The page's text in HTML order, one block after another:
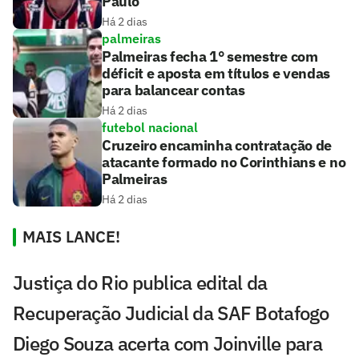
Há 2 dias
palmeiras
Palmeiras fecha 1° semestre com
déficit e aposta em títulos e vendas
para balancear contas
Há 2 dias
futebol nacional
Cruzeiro encaminha contratação de
atacante formado no Corinthians e no
Palmeiras
Há 2 dias
MAIS LANCE!
Justiça do Rio publica edital da
Recuperação Judicial da SAF Botafogo
Diego Souza acerta com Joinville para